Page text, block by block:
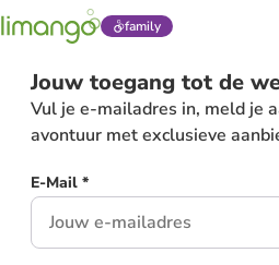
family
Jouw toegang tot de
Vul je e-mailadres in, meld je
avontuur met exclusieve
E-Mail *